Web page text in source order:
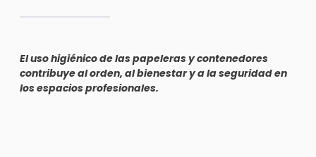
El uso higiénico de las papeleras y contenedores
contribuye al orden, al bienestar y a la seguridad en
los espacios profesionales.